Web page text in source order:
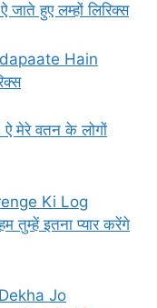
हुए लम्हों लिरिक्स
Hain
मेरे वतन के लोगों
Ki Log
इतना प्यार करेंगे
Jo